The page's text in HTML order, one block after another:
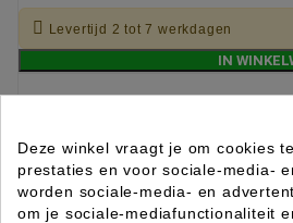
 Levertijd 2 tot 7 werkdagen
IN
Deze winkel vraagt je om cookies
prestaties en voor sociale-media-
worden sociale-media- en
om je sociale-mediafunctionaliteit